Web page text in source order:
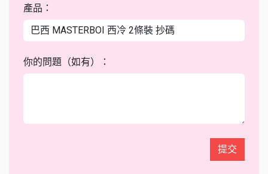
產品：
你的問題（如有）：
提交